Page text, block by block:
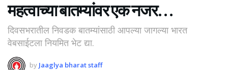
महत्वाच्या बातम्यांवर एक नजर…
दिवसभरातील निवडक बातम्यांसाठी आपल्या जागल्या भारत
वेबसाईटला नियमित भेट द्या.
by Jaaglya bharat staff